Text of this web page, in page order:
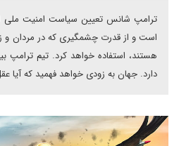
ترامپ شانس تعیین سیاست امنیت ملی
است و از قدرت چشمگیری که در مردان و
هستند، استفاده خواهد کرد. تیم ترامپ
دارد. جهان به زودی خواهد فهمید که آیا